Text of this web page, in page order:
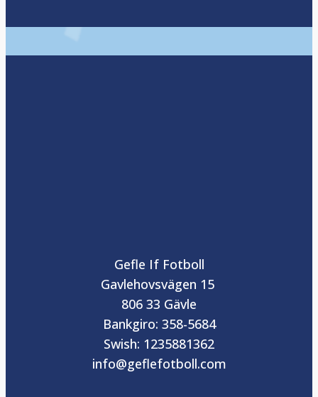
Gefle If Fotboll
Gavlehovsvägen 15
806 33 Gävle
Bankgiro: 358-5684
Swish: 1235881362
info@geflefotboll.com